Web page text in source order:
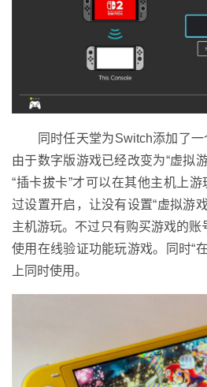
同时任天堂为Switch添加了一个
由于数字版游戏已经改变为“虚拟
“插卡拔卡”才可以在其他主机上游
过设置开启，让没有设置“虚拟游
主机游玩。不过只有购买游戏的
使用在线验证功能玩游戏。同时“
上同时使用。